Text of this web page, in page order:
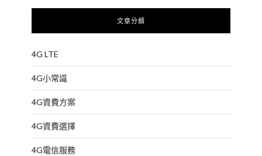
文章分類
4G LTE
4G小常識
4G資費方案
4G資費選擇
4G電信服務